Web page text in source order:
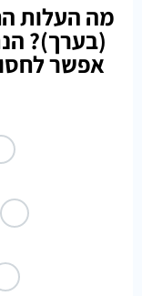
מה העלות
(בערך)?
אפשר